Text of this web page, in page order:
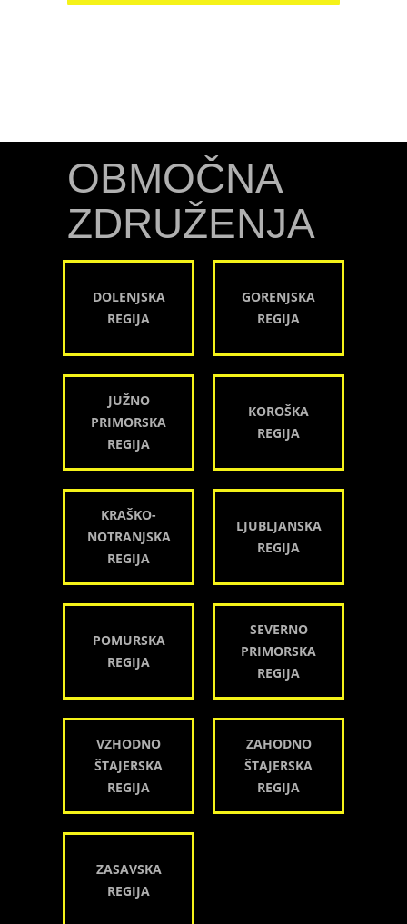
OBMOČNA
ZDRUŽENJA
DOLENJSKA
REGIJA
GORENJSKA
REGIJA
JUŽNO
PRIMORSKA
REGIJA
KOROŠKA
REGIJA
KRAŠKO-
NOTRANJSKA
REGIJA
LJUBLJANSKA
REGIJA
POMURSKA
REGIJA
SEVERNO
PRIMORSKA
REGIJA
VZHODNO
ŠTAJERSKA
REGIJA
ZAHODNO
ŠTAJERSKA
REGIJA
ZASAVSKA
REGIJA